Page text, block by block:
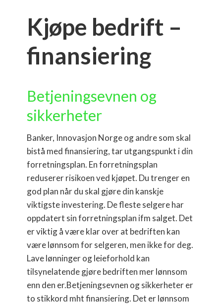
Kjøpe bedrift –
finansiering
Betjeningsevnen og
sikkerheter
Banker, Innovasjon Norge og andre som skal
bistå med finansiering, tar utgangspunkt i din
forretningsplan. En forretningsplan
reduserer risikoen ved kjøpet. Du trenger en
god plan når du skal gjøre din kanskje
viktigste investering. De fleste selgere har
oppdatert sin forretningsplan ifm salget. Det
er viktig å være klar over at bedriften kan
være lønnsom for selgeren, men ikke for deg.
Lave lønninger og leieforhold kan
tilsynelatende gjøre bedriften mer lønnsom
enn den er.Betjeningsevnen og sikkerheter er
to stikkord mht finansiering. Det er lønnsom